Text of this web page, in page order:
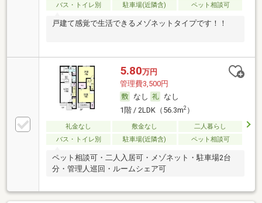
バス・トイレ別
駐車場(近隣含) ペット相談可
戸建て感覚で生活できるメゾネットタイプです！！
5.80万円
管理費3,500円
なし
なし
1階 / 2LDK（56.3m2）
礼金なし 敷金なし
二人暮らし
バス・トイレ別
駐車場(近隣含) ペット相談可
ペット相談可・二人入居可・メゾネット・駐車場2台
分・管理人巡回・ルームシェア可